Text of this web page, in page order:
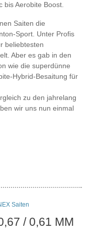
bis Aerobite Boost.
Saiten die
Sport. Unter Profis
beliebtesten
Aber es gab in den
wie die superdünne
Hybrid-Besaitung für
zu den jahrelang
wir uns nun einmal
Saiten
/ 0,61 MM